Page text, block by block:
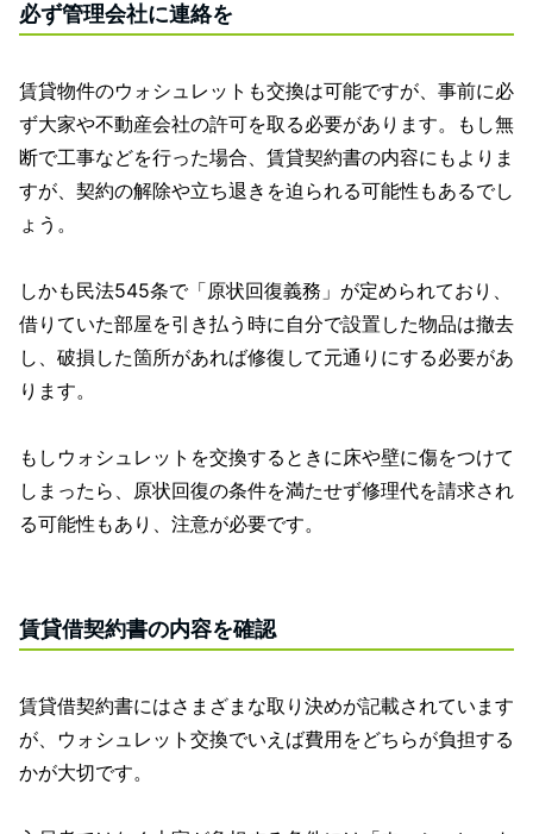
必ず管理会社に連絡を
賃貸物件のウォシュレットも交換は可能ですが、事前に必
ず大家や不動産会社の許可を取る必要があります。もし無
断で工事などを行った場合、賃貸契約書の内容にもよりま
すが、契約の解除や立ち退きを迫られる可能性もあるでし
ょう。
しかも民法545条で「原状回復義務」が定められており、
借りていた部屋を引き払う時に自分で設置した物品は撤去
し、破損した箇所があれば修復して元通りにする必要があ
ります。
もしウォシュレットを交換するときに床や壁に傷をつけて
しまったら、原状回復の条件を満たせず修理代を請求され
る可能性もあり、注意が必要です。
賃貸借契約書の内容を確認
賃貸借契約書にはさまざまな取り決めが記載されています
が、ウォシュレット交換でいえば費用をどちらが負担する
かが大切です。